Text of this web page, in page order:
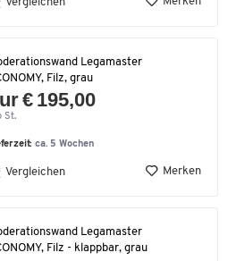
Legamaster
Filz, grau
€ 195,00
St.
ca. 5 Wochen
Vergleichen Merken
Legamaster
Filz - klappbar, grau